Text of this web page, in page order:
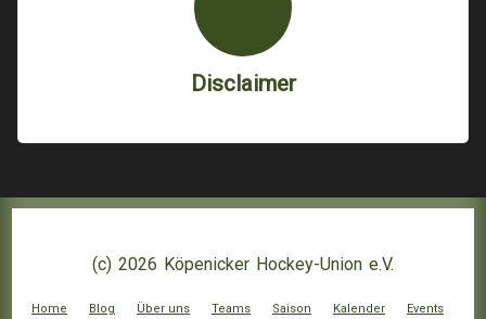
Disclaimer
(c) 2026 Köpenicker Hockey-Union e.V.
Home Blog Über uns Teams Saison Kalender Events